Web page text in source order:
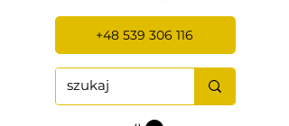
+48 539 306 116